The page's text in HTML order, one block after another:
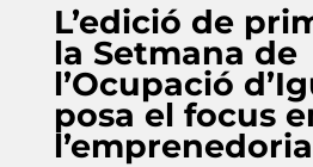
L’edició de
la Setmana de
l’Ocupació
posa el focus
l’emprenedoria